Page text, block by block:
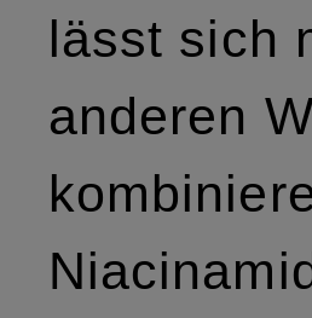
lässt sich
anderen